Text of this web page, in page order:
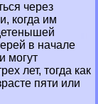
через
когда им
в начале
могут
лет, тогда как
пяти или